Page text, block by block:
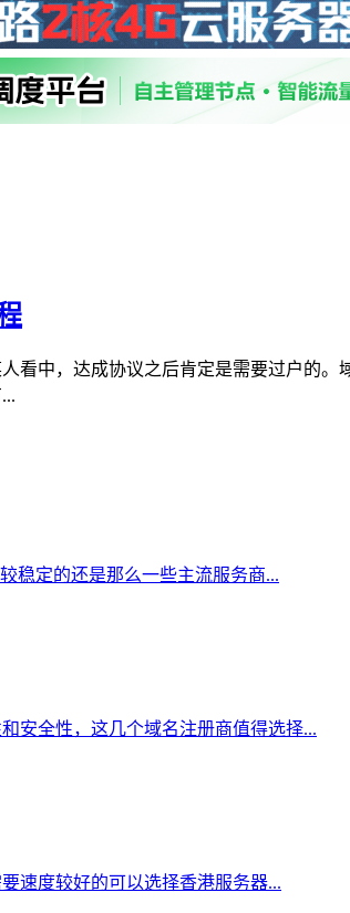
中，达成协议之后肯定是需要过户的。
稳定的还是那么一些主流服务商...
安全性，这几个域名注册商值得选择...
速度较好的可以选择香港服务器...